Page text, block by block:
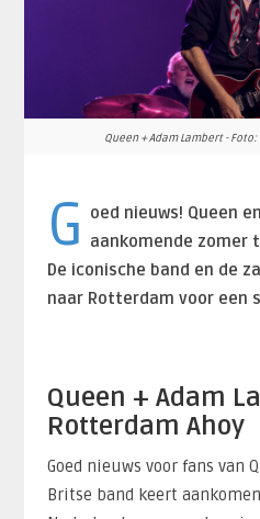
Queen + Adam Lambert - Foto:
G
oed nieuws! Queen
aankomende zomer
De iconische band en de
naar Rotterdam voor een
Queen + Adam
Rotterdam Ahoy
Goed nieuws voor fans van
Britse band keert